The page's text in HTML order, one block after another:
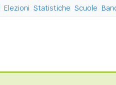
Elezioni Statistiche Scuole